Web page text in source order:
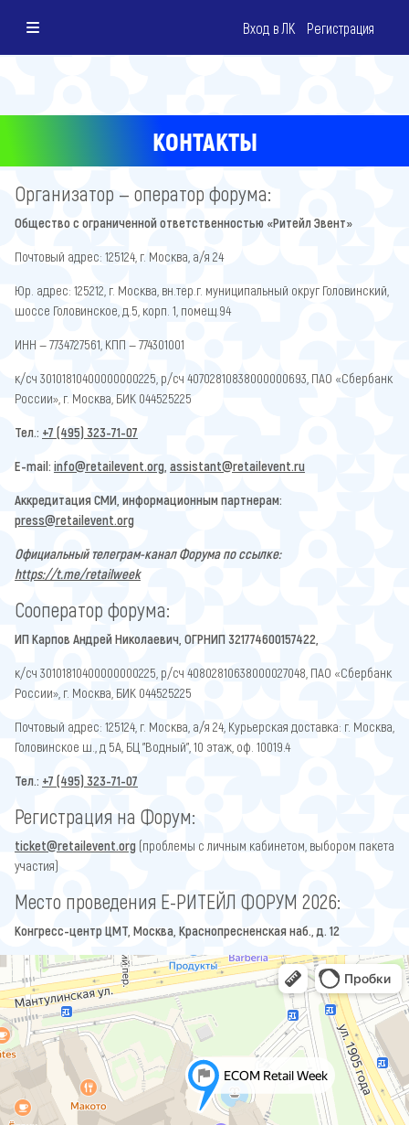
Вход в ЛК Регистрация
КОНТАКТЫ
Организатор — оператор форума:
Общество с ограниченной ответственностью «Ритейл Эвент»
Почтовый адрес: 125124, г. Москва, а/я 24
Юр. адрес: 125212, г. Москва, вн.тер.г. муниципальный округ Головинский,
шоссе Головинское, д.5, корп. 1, помещ.94
ИНН — 7734727561, КПП — 774301001
к/сч 30101810400000000225, р/сч 40702810838000000693, ПАО «Сбербанк
России», г. Москва, БИК 044525225
Тел.: +7 (495) 323-71-07
E-mail: info@retailevent.org assistant@retailevent.ru
Аккредитация СМИ, информационным партнерам:
press@retailevent.org
Официальный телеграм-канал Форума по ссылке:
https://t.me/retailweek
Сооператор форума:
ИП Карпов Андрей Николаевич, ОГРНИП 321774600157422,
к/сч 30101810400000000225, р/сч 40802810638000027048, ПАО «Сбербанк
России», г. Москва, БИК 044525225
Почтовый адрес: 125124, г. Москва, а/я 24, Курьерская доставка: г. Москва,
Головинское ш., д 5А, БЦ "Водный", 10 этаж, оф. 10019.4
Тел.: +7 (495) 323-71-07
Регистрация на Форум:
ticket@retailevent.org (проблемы с личным кабинетом, выбором пакета
участия)
Место проведения Е-РИТЕЙЛ ФОРУМ 2026:
Конгресс-центр ЦМТ, Москва, Краснопресненская наб., д. 12